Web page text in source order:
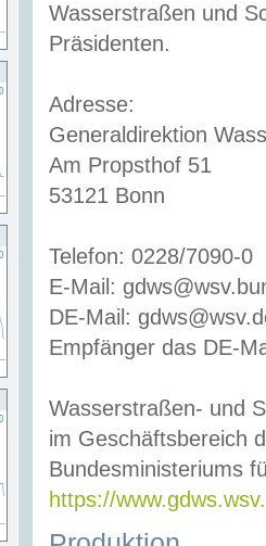
Wasserstraßen und
Präsidenten.
Adresse:
Generaldirektion
Am Propsthof 51
53121 Bonn
Telefon: 0228/7090-0
E-Mail:
DE-Mail:
Empfänger das DE-
Wasserstraßen- und
im Geschäftsbereich
Bundesministeriums
https://